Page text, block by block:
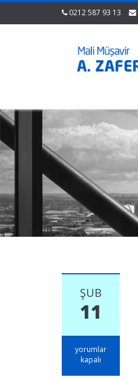
0212 587 93 13
ŞUB
11
VUK
Sirküleri
yorumlar
kapalı